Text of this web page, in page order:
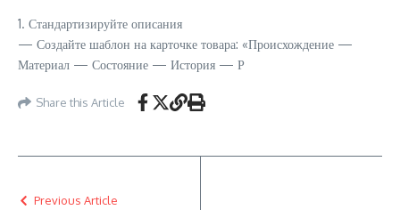
1. Стандартизируйте описания
— Создайте шаблон на карточке товара: «Происхождение —
Материал — Состояние — История — Р
Share this Article
Previous Article